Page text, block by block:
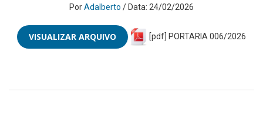
PorAdalberto / Data: 24/02/2026
VISUALIZAR ARQUIVO [pdf] PORTARIA 006/2026